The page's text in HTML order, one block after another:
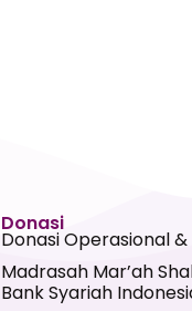
Donasi
Donasi Operasional
Madrasah Mar’ah
Bank Syariah